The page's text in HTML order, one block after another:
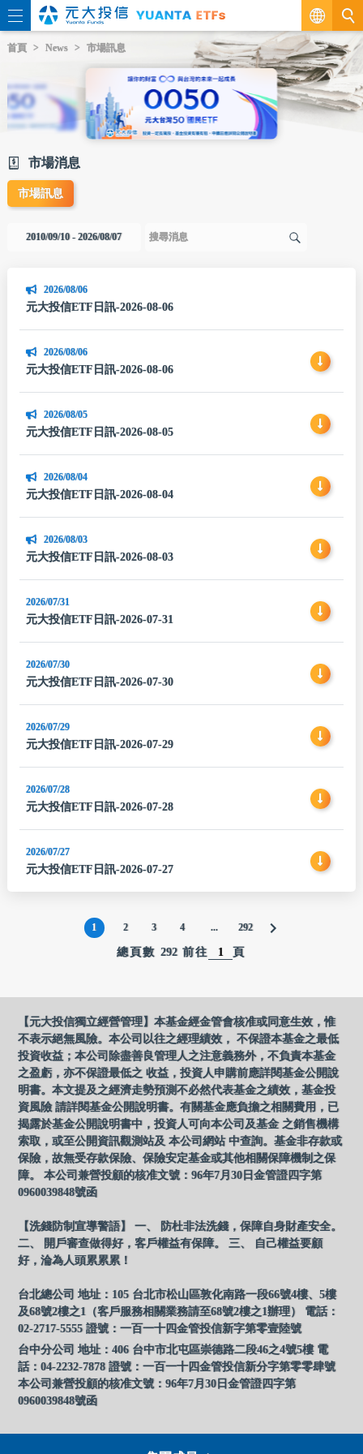
繁
EN
首頁 News 市場訊息
市場消息
市場訊息
2010/09/10 - 2026/08/07
2026/08/06
元大投信ETF日訊-2026-08-06
2026/08/06
元大投信ETF日訊-2026-08-06
2026/08/05
元大投信ETF日訊-2026-08-05
2026/08/04
元大投信ETF日訊-2026-08-04
2026/08/03
元大投信ETF日訊-2026-08-03
2026/07/31
元大投信ETF日訊-2026-07-31
2026/07/30
元大投信ETF日訊-2026-07-30
2026/07/29
元大投信ETF日訊-2026-07-29
2026/07/28
元大投信ETF日訊-2026-07-28
2026/07/27
元大投信ETF日訊-2026-07-27
1 2 3 4 ... 292
總頁數292 前往 頁
【元大投信獨立經營管理】本基金經金管會核准或同意生效，惟
不表示絕無風險。本公司以往之經理績效， 不保證本基金之最低
投資收益；本公司除盡善良管理人之注意義務外，不負責本基金
之盈虧，亦不保證最低之 收益，投資人申購前應詳閱基金公開說
明書。本文提及之經濟走勢預測不必然代表基金之績效，基金投
資風險 請詳閱基金公開說明書。有關基金應負擔之相關費用，已
揭露於基金公開說明書中，投資人可向本公司及基金 之銷售機構
索取，或至公開資訊觀測站及 本公司網站 中查詢。基金非存款或
保險，故無受存款保險、保險安定基金或其他相關保障機制之保
障。 本公司兼營投顧的核准文號：96年7月30日金管證四字第
0960039848號函
【洗錢防制宣導警語】 一、 防杜非法洗錢，保障自身財產安全。
二、 開戶審查做得好，客戶權益有保障。 三、 自己權益要顧
好，淪為人頭累累累！
台北總公司 地址：105 台北市松山區敦化南路一段66號4樓、5樓
及68號2樓之1（客戶服務相關業務請至68號2樓之1辦理） 電話：
02-2717-5555 證號：一百一十四金管投信新字第零壹陸號
台中分公司 地址：406 台中市北屯區崇德路二段46之4號5樓 電
話：04-2232-7878 證號：一百一十四金管投信新分字第零零肆號
本公司兼營投顧的核准文號：96年7月30日金管證四字第
0960039848號函